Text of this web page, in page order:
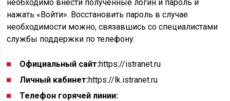
необходимо внести полученные логин и пароль и
нажать «Войти». Восстановить пароль в случае
необходимости можно, связавшись со специалистами
службы поддержки по телефону.
Официальный сайт:https://istranet.ru
Личный кабинет:https://lk.istranet.ru
Телефон горячей линии: